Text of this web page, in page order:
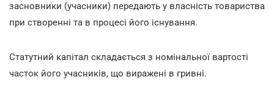
засновники (учасники) передають у власність товариства
при створенні та в процесі його існування.
Статутний капітал складається з номінальної вартості
часток його учасників, що виражені в гривні.